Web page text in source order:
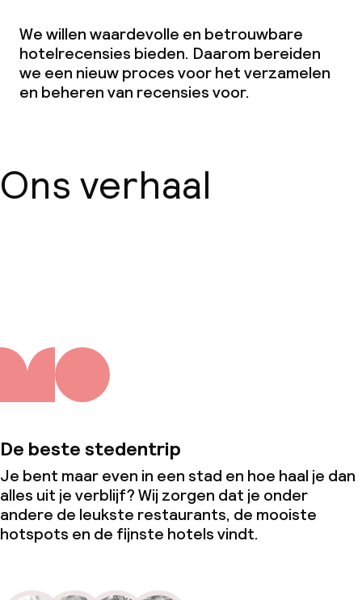
We willen waardevolle en betrouwbare
hotelrecensies bieden. Daarom bereiden
we een nieuw proces voor het verzamelen
en beheren van recensies voor.
Ons verhaal
De beste stedentrip
Je bent maar even in een stad en hoe haal je dan
alles uit je verblijf? Wij zorgen dat je onder
andere de leukste restaurants, de mooiste
hotspots en de fijnste hotels vindt.